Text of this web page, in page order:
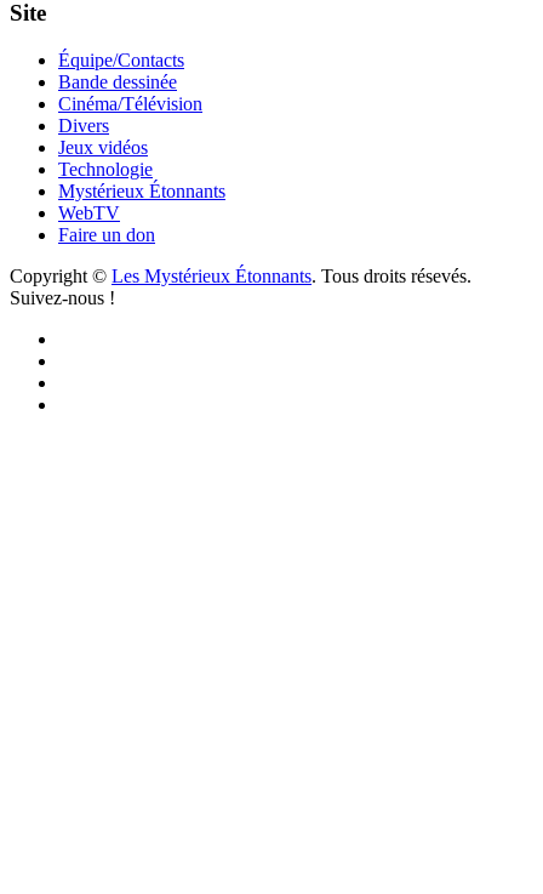
Site
Équipe/Contacts
Bande dessinée
Cinéma/Télévision
Divers
Jeux vidéos
Technologie
Mystérieux Étonnants
WebTV
Faire un don
Copyright © Les Mystérieux Étonnants. Tous droits résevés.
Suivez-nous !